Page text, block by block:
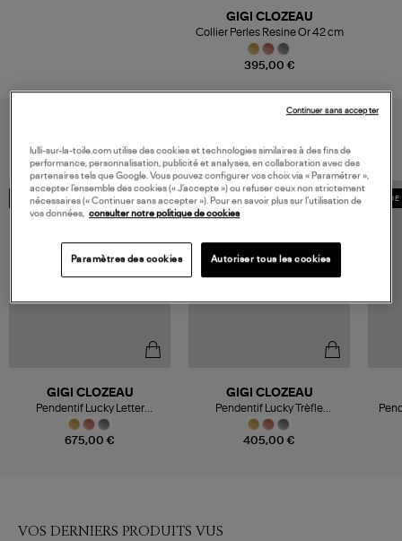
395,00 €
GIGI CLOZEAU
Collier Perles Resine Or 42 cm
PERSONNALISABLE
675,00 €
GIGI CLOZEAU
Pendentif Lucky Letter
Diamants Or
MADE IN FRANCE
405,00 €
GIGI CLOZEAU
Pendentif Lucky Trèfle
Diamants Or
VOS DERNIERS PRODUITS VUS
lulli-sur-la-toile.com utilise des cookies et technologies similaires à des fins de
performance, personnalisation, publicité et analyses, en collaboration avec des
partenaires tels que Google. Vous pouvez configurer vos choix via « Paramétrer »,
accepter l’ensemble des cookies (« J’accepte ») ou refuser ceux non strictement
nécessaires (« Continuer sans accepter »). Pour en savoir plus sur l’utilisation de
vos données, consulter notre politique de cookies
Paramètres des cookies Autoriser tous les cookies
Continuer sans accepter